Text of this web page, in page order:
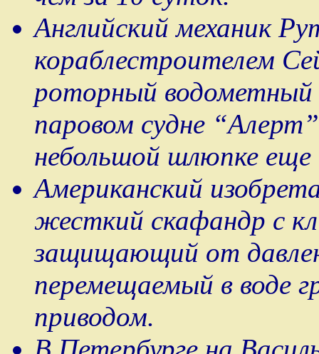
Английский механик
кораблестроителем
роторный
паровом судне
небольшой шлюпке еще
Американский
жесткий скафандр с
защищающий от
перемещаемый в воде
приводом.